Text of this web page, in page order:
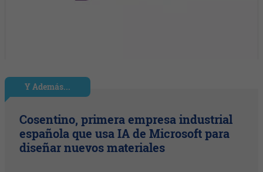
Y Además...
Cosentino, primera empresa industrial
española que usa IA de Microsoft para
diseñar nuevos materiales